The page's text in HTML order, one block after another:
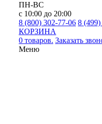
ПН-ВС
с 10:00 до 20:00
8 (800) 302-77-06 8 (499)
КОРЗИНА
0 товаров. Заказать
Меню